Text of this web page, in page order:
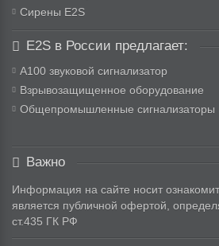
Сирены E2S
E2S в России предлагает:
A100 звуковой сигнализатор
Взрывозащищенное оборудование
Общепромышленные сигнализаторы
Важно
Информация на сайте носит
является публичной офертой,
ст.435 ГК РФ